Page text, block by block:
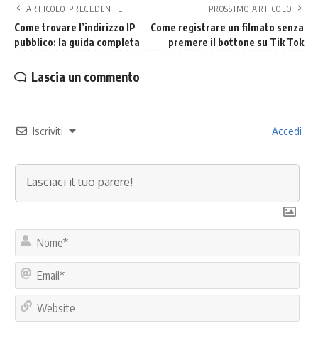
ARTICOLO PRECEDENTE
Come trovare l’indirizzo IP
pubblico: la guida completa
PROSSIMO ARTICOLO
Come registrare un filmato senza
premere il bottone su Tik Tok
Lascia un commento
Iscriviti Accedi